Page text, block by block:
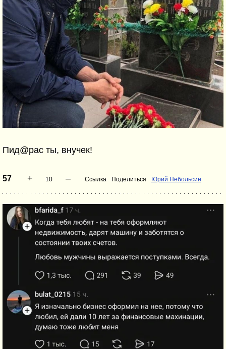
Пид@рас ты, внучек!
57 + 10 – Ссылка Поделиться Юрий Небольсин